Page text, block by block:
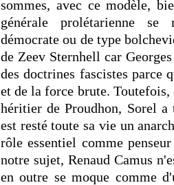
sommes, avec ce modèle,
générale prolétarienne
démocrate ou de type
de Zeev Sternhell car
des doctrines fascistes
et de la force brute. Toutefois,
héritier de Proudhon, Sorel
est resté toute sa vie un
rôle essentiel comme
notre sujet, Renaud Camus
en outre se moque comme